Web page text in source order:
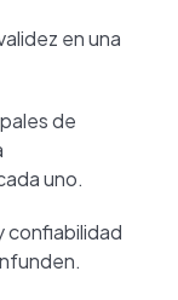
en una
de
uno.
confiabilidad